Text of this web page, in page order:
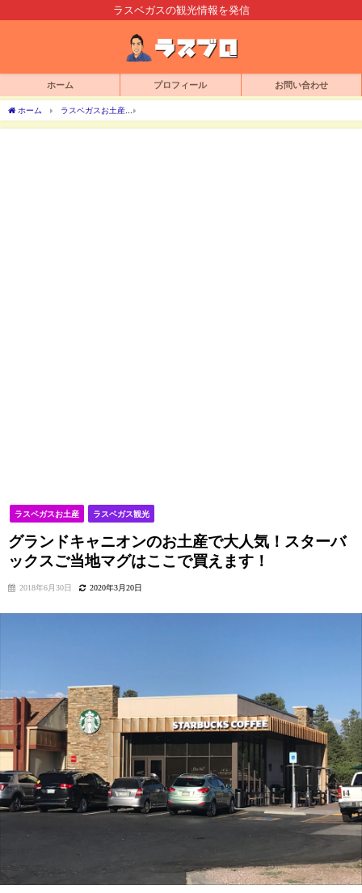
ラスベガスの観光情報を発信
ホーム プロフィール お問い合わせ
ホーム ラスベガスお土産
ラスベガスお土産 ラスベガス観光
グランドキャニオンのお土産で大人気！スターバ
ックスご当地マグはここで買えます！
2018年6月30日 2020年3月20日